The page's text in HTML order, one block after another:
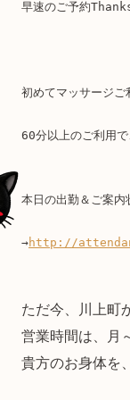
早速のご予約
初めてマッサージご
60分以上のご利用
本日の出勤＆ご案内
→http://
ただ今、川上町
営業時間は、月
貴方のお身体を